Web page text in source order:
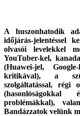
A huszonhatodik
időjárás-jelentéssel
olvasói levelekkel
YouTuber-kel,
(Huawei-jel,
kritikával), a
szolgáltatással, régi
problémákkal),
Bandázzatok velünk